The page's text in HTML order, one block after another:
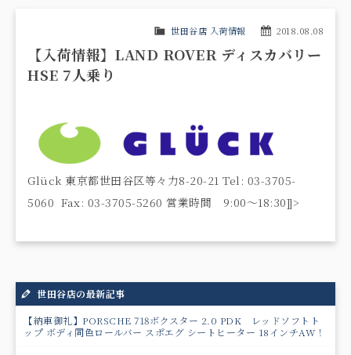
2018.08.08
世田谷店 入荷情報
【入荷情報】LAND ROVER ディスカバリー
HSE 7人乗り
Glück 東京都世田谷区等々力8-20-21 Tel: 03-3705-
5060 Fax: 03-3705-5260 営業時間 9:00〜18:30]]>
世田谷店の最新記事
【納車御礼】PORSCHE 718ボクスター 2.0 PDK レッドソフトト
ップ ボディ同色ロールバー スポエグ シートヒーター 18インチAW！